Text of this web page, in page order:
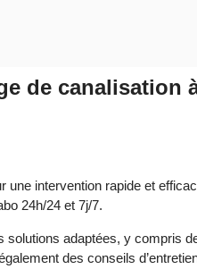
de canalisation
une intervention rapide et
24h/24 et 7j/7.
solutions adaptées, y compris
des conseils